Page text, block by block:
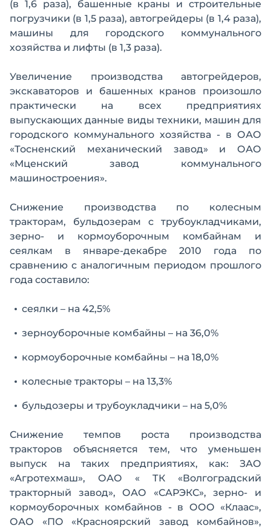
(в 1,6 раза), башенные краны и строительные
погрузчики (в 1,5 раза), автогрейдеры (в 1,4 раза),
машины для городского коммунального
хозяйства и лифты (в 1,3 раза).
Увеличение производства автогрейдеров,
экскаваторов и башенных кранов произошло
практически на всех предприятиях
выпускающих данные виды техники, машин для
городского коммунального хозяйства - в ОАО
«Тосненский механический завод» и ОАО
«Мценский завод коммунального
машиностроения».
Снижение производства по колесным
тракторам, бульдозерам с трубоукладчиками,
зерно- и кормоуборочным комбайнам и
сеялкам в январе-декабре 2010 года по
сравнению с аналогичным периодом прошлого
года составило:
сеялки – на 42,5%
зерноуборочные комбайны – на 36,0%
кормоуборочные комбайны – на 18,0%
колесные тракторы – на 13,3%
бульдозеры и трубоукладчики – на 5,0%
Снижение темпов роста производства
тракторов объясняется тем, что уменьшен
выпуск на таких предприятиях, как: ЗАО
«Агротехмаш», ОАО « ТК «Волгоградский
тракторный завод», ОАО «САРЭКС», зерно- и
кормоуборочных комбайнов - в ООО «Клаас»,
ОАО «ПО «Красноярский завод комбайнов»,